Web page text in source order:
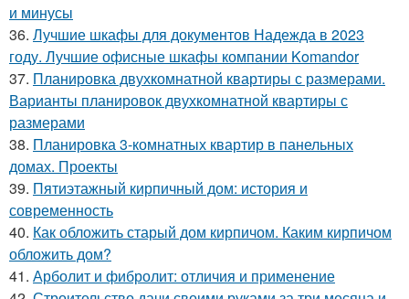
и минусы
36. Лучшие шкафы для документов Надежда в 2023
году. Лучшие офисные шкафы компании Komandor
37. Планировка двухкомнатной квартиры с размерами.
Варианты планировок двухкомнатной квартиры с
размерами
38. Планировка 3-комнатных квартир в панельных
домах. Проекты
39. Пятиэтажный кирпичный дом: история и
современность
40. Как обложить старый дом кирпичом. Каким кирпичом
обложить дом?
41. Арболит и фибролит: отличия и применение